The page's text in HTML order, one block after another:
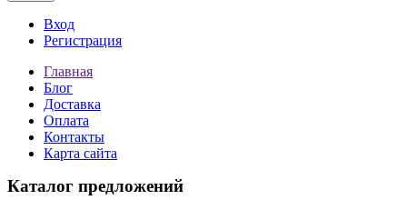
Вход
Регистрация
Главная
Блог
Доставка
Оплата
Контакты
Карта сайта
Каталог предложений